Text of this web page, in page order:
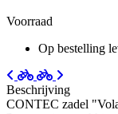
Voorraad
Op bestelling
Beschrijving
CONTEC zadel